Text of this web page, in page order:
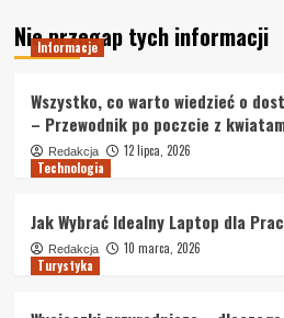
Nie przegap tych informacji
Informacje
Wszystko, co warto wiedzieć o
– Przewodnik po poczcie z
Redakcja
12 lipca, 2026
Technologia
Jak Wybrać Idealny Laptop dla
Redakcja
10 marca, 2026
Turystyka